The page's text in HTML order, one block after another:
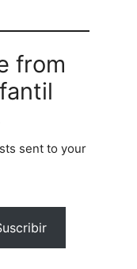
from
sent to your